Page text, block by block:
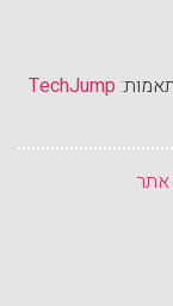
TechJump